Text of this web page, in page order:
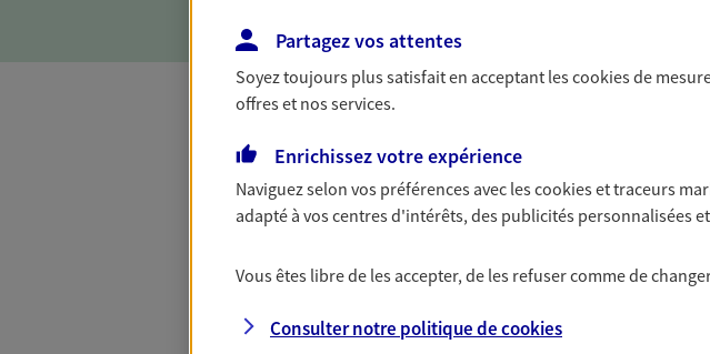
Toutes nos solutions
PARTICULIERS
Partagez vos attentes
Soyez toujours plus satisfait en acceptant lescookiesde
offres et nos services.
Enrichissez votre expérience
Naviguez selon vos préférences avec lescookies et traceurs
adapté à vos centres d'intérêts, des publicités personnalisées
Vous êtes libre de les accepter, de les refuser comme de
Consulter notre politique decookies